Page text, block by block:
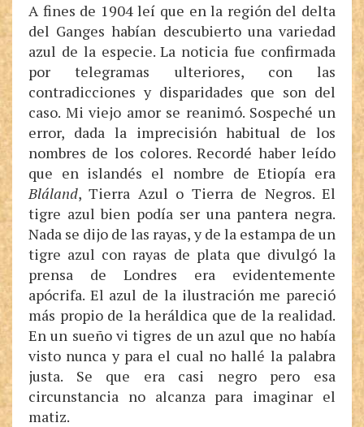
A fines de 1904 leí que en la región del delta
del Ganges habían descubierto una variedad
azul de la especie. La noticia fue confirmada
por telegramas ulteriores, con las
contradicciones y disparidades que son del
caso. Mi viejo amor se reanimó. Sospeché un
error, dada la imprecisión habitual de los
nombres de los colores. Recordé haber leído
que en islandés el nombre de Etiopía era
Bláland, Tierra Azul o Tierra de Negros. El
tigre azul bien podía ser una pantera negra.
Nada se dijo de las rayas, y de la estampa de un
tigre azul con rayas de plata que divulgó la
prensa de Londres era evidentemente
apócrifa. El azul de la ilustración me pareció
más propio de la heráldica que de la realidad.
En un sueño vi tigres de un azul que no había
visto nunca y para el cual no hallé la palabra
justa. Se que era casi negro pero esa
circunstancia no alcanza para imaginar el
matiz.